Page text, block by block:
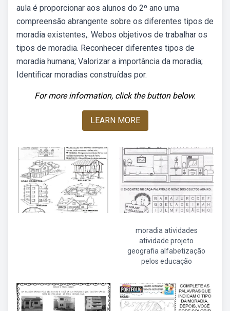
aula é proporcionar aos alunos do 2º ano uma
compreensão abrangente sobre os diferentes tipos de
moradia existentes,. Webos objetivos de trabalhar os
tipos de moradia. Reconhecer diferentes tipos de
moradia humana; Valorizar a importância da moradia;
Identificar moradias construídas por.
For more information, click the button below.
LEARN MORE
moradia atividades
atividade projeto
geografia alfabetização
pelos educação